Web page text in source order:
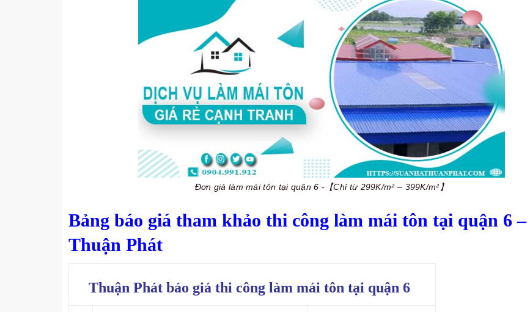
Đơn giá làm mái tôn tại quận 6 -【Chỉ từ 299K/m² – 399K/m²】
Bảng báo giá tham khảo thi công làm mái tôn tại quận 6 –
Thuận Phát
Thuận Phát báo giá thi công làm mái tôn tại quận 6